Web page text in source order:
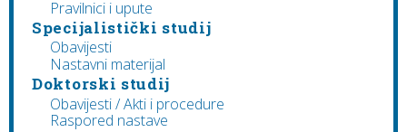
Pravilnici i upute
Specijalistički studij
Obavijesti
Nastavni materijal
Doktorski studij
Obavijesti / Akti i procedure
Raspored nastave